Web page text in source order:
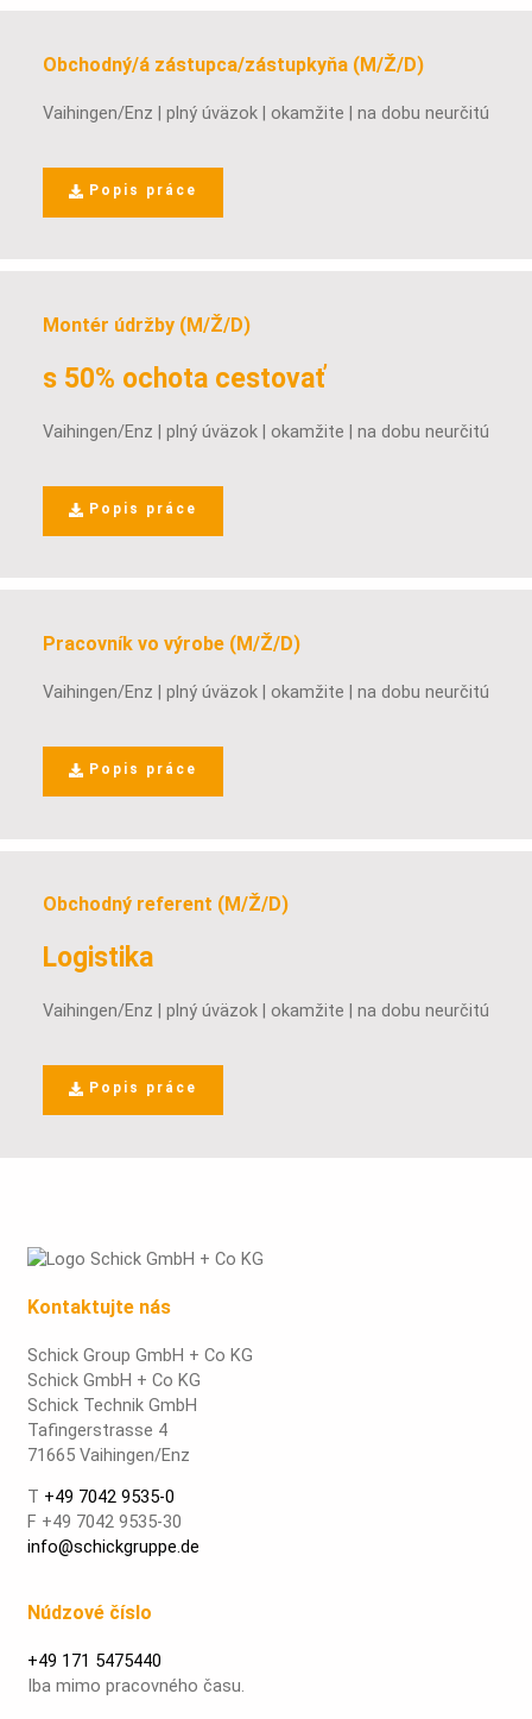
Obchodný/á zástupca/zástupkyňa (M/Ž/D)
Vaihingen/Enz | plný úväzok | okamžite | na dobu neurčitú
Popis práce
Montér údržby (M/Ž/D)
s 50% ochota cestovať
Vaihingen/Enz | plný úväzok | okamžite | na dobu neurčitú
Popis práce
Pracovník vo výrobe (M/Ž/D)
Vaihingen/Enz | plný úväzok | okamžite | na dobu neurčitú
Popis práce
Obchodný referent (M/Ž/D)
Logistika
Vaihingen/Enz | plný úväzok | okamžite | na dobu neurčitú
Popis práce
Kontaktujte nás
Schick Group GmbH + Co KG
Schick GmbH + Co KG
Schick Technik GmbH
Tafingerstrasse 4
71665 Vaihingen/Enz
T +49 7042 9535-0
F +49 7042 9535-30
info@schickgruppe.de
Núdzové číslo
+49 171 5475440
Iba mimo pracovného času.